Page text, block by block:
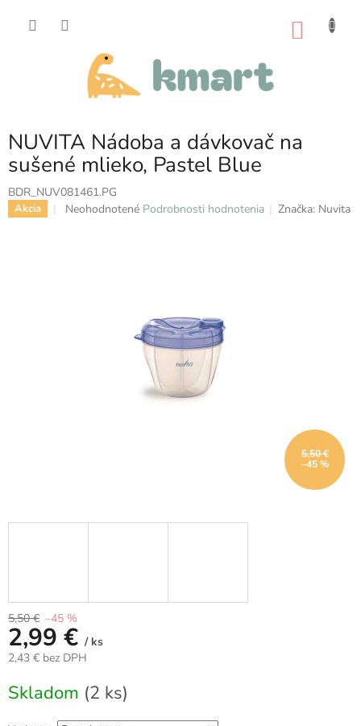
NUVITA Nádoba a dávkovač na
sušené mlieko, Pastel Blue
BDR_NUV081461.PG
Akcia
Priemerné
Neohodnotené Podrobnosti hodnotenia Značka: Nuvita
5,50 €
–45 %
5,50 € –45 %
2,99 € / ks
2,43 € bez DPH
cena:
Skladom (2 ks)